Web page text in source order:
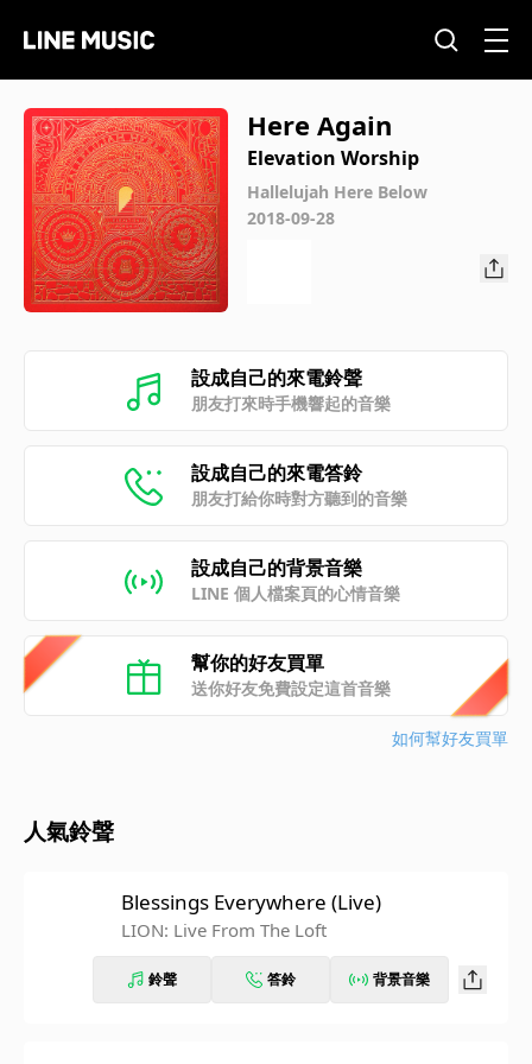
Here Again
Elevation Worship
Hallelujah Here Below
2018-09-28
設成自己的來電鈴聲
朋友打來時手機響起的音樂
設成自己的來電答鈴
朋友打給你時對方聽到的音樂
設成自己的背景音樂
LINE 個人檔案頁的心情音樂
幫你的好友買單
送你好友免費設定這首音樂
如何幫好友買單
人氣鈴聲
Blessings Everywhere (Live)
LION: Live From The Loft
鈴聲 答鈴 背景音樂